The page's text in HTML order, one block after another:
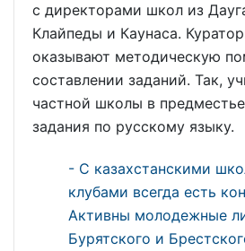
с директорами школ из
Клайпеды и Каунаса.
оказывают методическую
составлении заданий. Так,
частной школы в
задания по русскому языку.
- С казахстанскими
клубами всегда есть
Активны молодежные
Бурятского и